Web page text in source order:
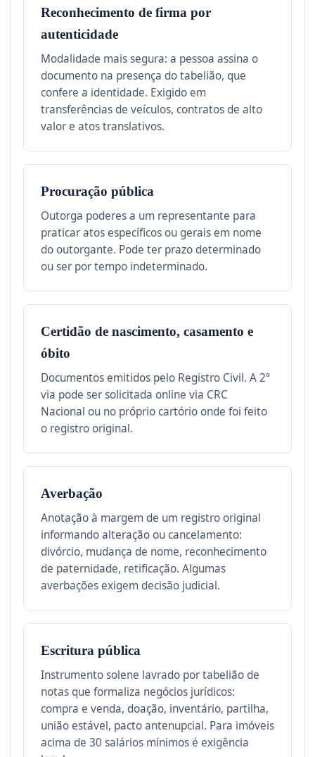
Reconhecimento de firma por
autenticidade
Modalidade mais segura: a pessoa assina o
documento na presença do tabelião, que
confere a identidade. Exigido em
transferências de veículos, contratos de alto
valor e atos translativos.
Procuração pública
Outorga poderes a um representante para
praticar atos específicos ou gerais em nome
do outorgante. Pode ter prazo determinado
ou ser por tempo indeterminado.
Certidão de nascimento, casamento e
óbito
Documentos emitidos pelo Registro Civil. A 2ª
via pode ser solicitada online via CRC
Nacional ou no próprio cartório onde foi feito
o registro original.
Averbação
Anotação à margem de um registro original
informando alteração ou cancelamento:
divórcio, mudança de nome, reconhecimento
de paternidade, retificação. Algumas
averbações exigem decisão judicial.
Escritura pública
Instrumento solene lavrado por tabelião de
notas que formaliza negócios jurídicos:
compra e venda, doação, inventário, partilha,
união estável, pacto antenupcial. Para imóveis
acima de 30 salários mínimos é exigência